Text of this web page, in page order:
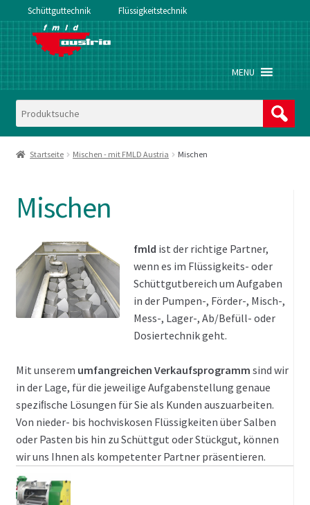
Schüttguttechnik Flüssigkeitstechnik
Zur
Navigation
springen
Zum
Inhalt
springen
MENU
Startseite Mischen - mit FMLD Austria Mischen
Mischen
fmld ist der richtige Partner,
wenn es im Flüssigkeits- oder
Schüttgutbereich um Aufgaben
in der Pumpen-, Förder-, Misch-,
Mess-, Lager-, Ab/Befüll- oder
Dosiertechnik geht.
Mit unserem umfangreichen Verkaufsprogramm sind wir
in der Lage, für die jeweilige Aufgabenstellung genaue
speziﬁsche Lösungen für Sie als Kunden auszuarbeiten.
Von nieder- bis hochviskosen Flüssigkeiten über Salben
oder Pasten bis hin zu Schüttgut oder Stückgut, können
wir uns Ihnen als kompetenter Partner präsentieren.